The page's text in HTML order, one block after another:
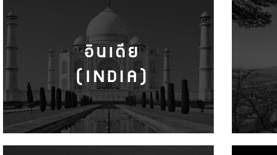
อินเดีย
(INDIA)